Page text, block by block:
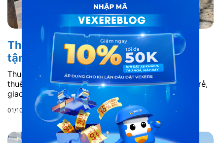
Thuê xe máy Vũng Tàu – Giá rẻ, giao
tận nơi, không cần cọc
Thuê xe máy Vũng Tàu - Xem chi tiết các điểm cho
thuê xe máy nội thành Vũng Tàu theo giờ 24/7, giá rẻ,
giao tận nơi. Đăng ký thuê ngay!
01/10/2025